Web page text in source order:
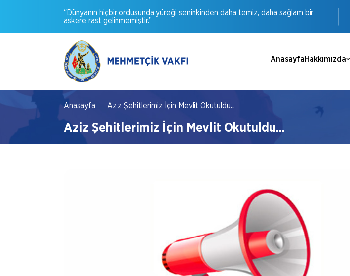
“Dünyanın hiçbir ordusunda yüreği seninkinden daha temiz, daha sağlam bir
askere rast gelinmemiştir.”
AnasayfaHakkımızda
Anasayfa Aziz Şehitlerimiz İçin Mevlit Okutuldu...
Aziz Şehitlerimiz İçin Mevlit Okutuldu...